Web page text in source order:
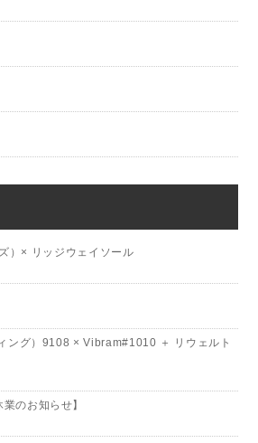
）× リッジウェイソール
ング）9108 × Vibram#1010 ＋ リウェルト
のお知らせ】